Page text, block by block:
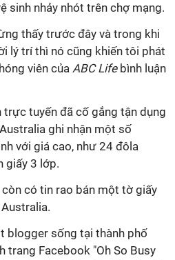
sinh nhảy nhót trên chợ mạng.
thấy trước đây và trong khi
lý trí thì nó cũng khiến tôi phát
viên của ABC Life bình luận
tuyến đã cố gắng tận dụng
ghi nhận một số
với giá cao, như 24 đôla
giấy 3 lớp.
có tin rao bán một tờ giấy
blogger sống tại thành phố
trang Facebook "Oh So Busy